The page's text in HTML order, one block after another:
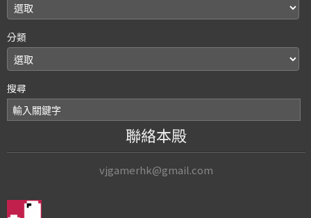
分類
搜尋
聯絡本殿
vjgamerhk@gmail.com